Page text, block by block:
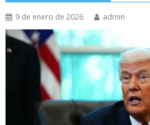
9 de enero de 2026 admin